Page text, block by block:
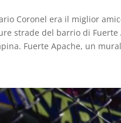
Coronel era il miglior
strade del barrio di Fuerte
Fuerte Apache, un